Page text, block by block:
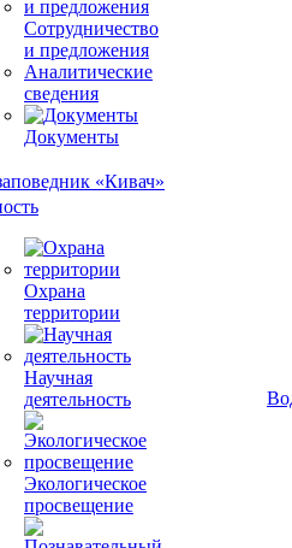
Сотрудничество
и предложения
Аналитические
сведения
Документы
Охрана
территории
Научная
деятельность
Экологическое
просвещение